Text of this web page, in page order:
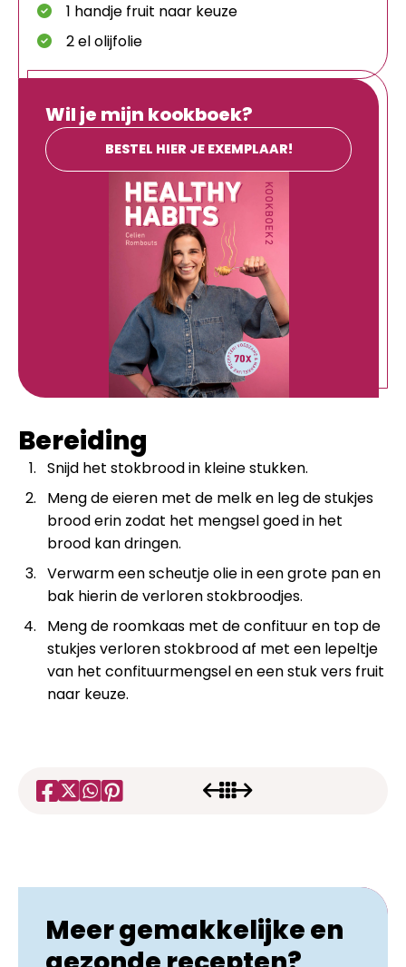
1 handje fruit naar keuze
2 el olijfolie
Wil je mijn kookboek?
BESTEL HIER JE EXEMPLAAR!
Bereiding
Snijd het stokbrood in kleine stukken.
Meng de eieren met de melk en leg de stukjes
brood erin zodat het mengsel goed in het
brood kan dringen.
Verwarm een scheutje olie in een grote pan en
bak hierin de verloren stokbroodjes.
Meng de roomkaas met de confituur en top de
stukjes verloren stokbrood af met een lepeltje
van het confituurmengsel en een stuk vers fruit
naar keuze.
Meer gemakkelijke en